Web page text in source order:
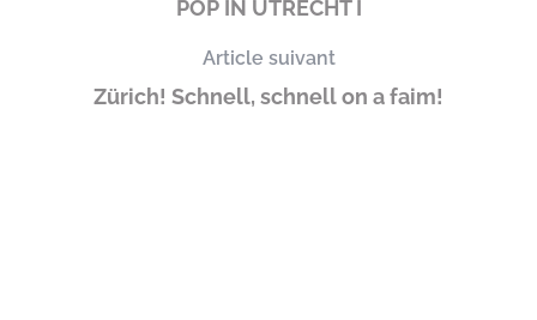
POP IN UTRECHT I
Article suivant
Zürich! Schnell, schnell on a faim!